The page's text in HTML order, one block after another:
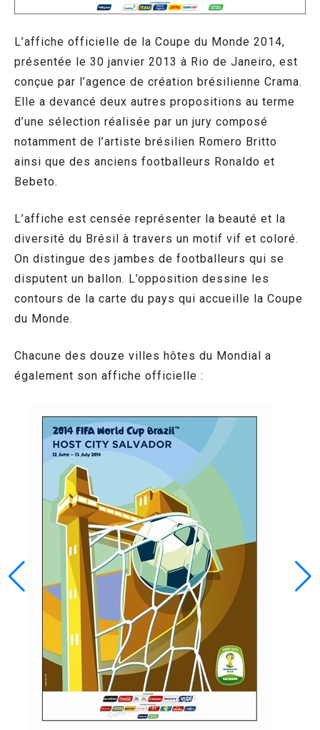
L’affiche officielle de la Coupe du Monde 2014,
présentée le 30 janvier 2013 à Rio de Janeiro, est
conçue par l’agence de création brésilienne Crama.
Elle a devancé deux autres propositions au terme
d’une sélection réalisée par un jury composé
notamment de l’artiste brésilien Romero Britto
ainsi que des anciens footballeurs Ronaldo et
Bebeto.
L’affiche est censée représenter la beauté et la
diversité du Brésil à travers un motif vif et coloré.
On distingue des jambes de footballeurs qui se
disputent un ballon. L’opposition dessine les
contours de la carte du pays qui accueille la Coupe
du Monde.
Chacune des douze villes hôtes du Mondial a
également son affiche officielle :